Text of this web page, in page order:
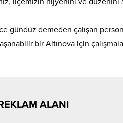
gündüz demeden çalışan
bir Altınova için
ALANI